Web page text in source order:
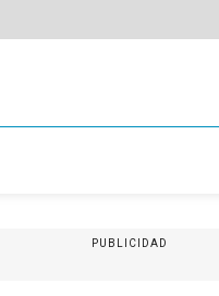
PUBLICIDAD